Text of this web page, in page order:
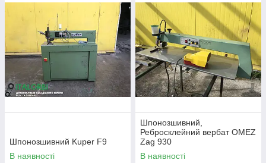
Шпонозшивний Kuper F9
В наявності
Шпонозшивний,
Ребросклейний вербат OMEZ
Zag 930
В наявності